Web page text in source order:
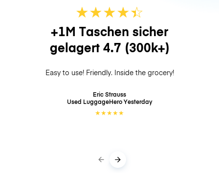
★★★★☆
★
+1M Taschen sicher
gelagert 4.7 (300k+)
Easy to use! Friendly. Inside the grocery!
Eric Strauss
Used LuggageHeroYesterday
★★★★★